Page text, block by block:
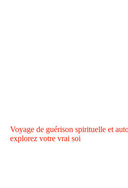
Voyage de guérison spirituelle et
explorez votre vrai soi